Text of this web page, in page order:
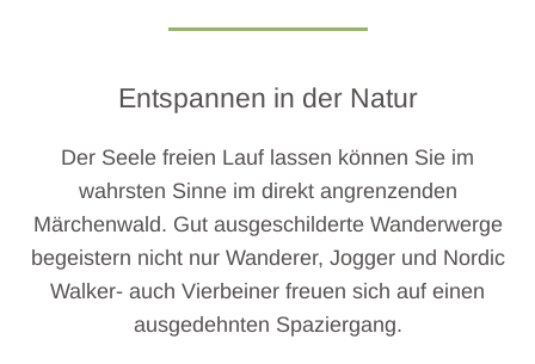
Entspannen in der Natur
Der Seele freien Lauf lassen können Sie im
wahrsten Sinne im direkt angrenzenden
Märchenwald. Gut ausgeschilderte Wanderwerge
begeistern nicht nur Wanderer, Jogger und Nordic
Walker- auch Vierbeiner freuen sich auf einen
ausgedehnten Spaziergang.